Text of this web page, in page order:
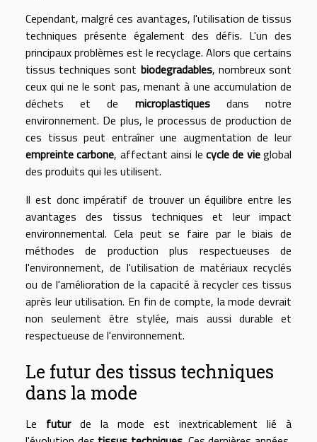
Cependant, malgré ces avantages, l'utilisation de tissus
techniques présente également des défis. L'un des
principaux problèmes est le recyclage. Alors que certains
tissus techniques sont biodegradables, nombreux sont
ceux qui ne le sont pas, menant à une accumulation de
déchets et de microplastiquesdans notre
environnement. De plus, le processus de production de
ces tissus peut entraîner une augmentation de leur
empreinte carbone, affectant ainsi le cycle de vieglobal
des produits qui les utilisent.
Il est donc impératif de trouver un équilibre entre les
avantages des tissus techniques et leur impact
environnemental. Cela peut se faire par le biais de
méthodes de production plus respectueuses de
l'environnement, de l'utilisation de matériaux recyclés
ou de l'amélioration de la capacité à recycler ces tissus
après leur utilisation. En fin de compte, la mode devrait
non seulement être stylée, mais aussi durable et
respectueuse de l'environnement.
Le futur des tissus techniques
dans la mode
Le futur de la mode est inextricablement lié à